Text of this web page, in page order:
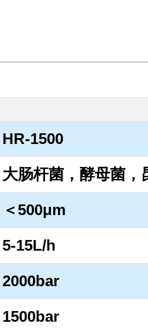
HR-1500
大肠杆菌，酵母菌，
＜500μm
5-15L/h
2000bar
1500bar